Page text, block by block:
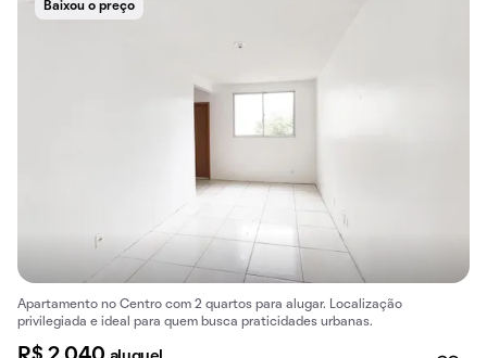
Baixou o preço
Apartamento no Centro com 2 quartos para alugar. Localização
privilegiada e ideal para quem busca praticidades urbanas.